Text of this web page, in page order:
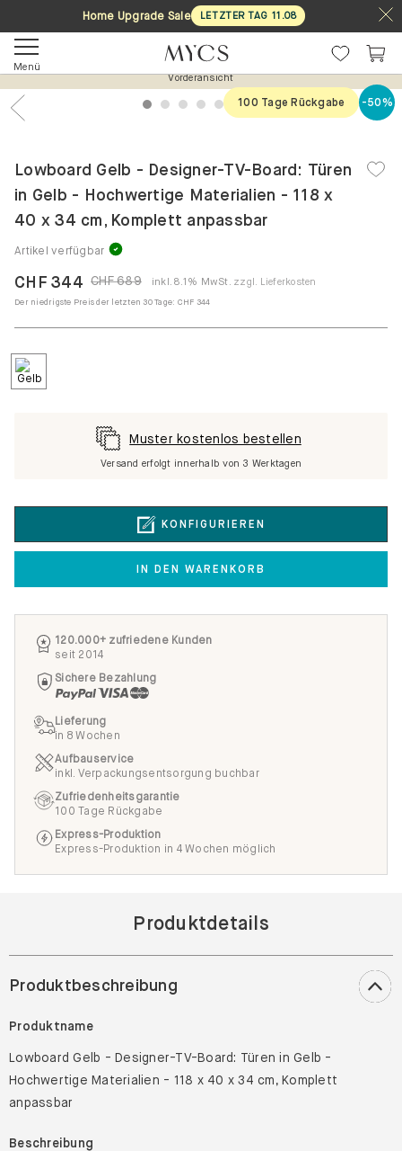
Home Upgrade Sale LETZTER TAG 11 .08
Menü
Vorderansicht
1 2 3 4 5 6 7
100 Tage Rückgabe -50%
Lowboard Gelb - Designer-TV-Board: Türen
in Gelb - Hochwertige Materialien - 118 x
40 x 34 cm, Komplett anpassbar
Artikel verfügbar
CHF 689
CHF 344 inkl. 8.1% MwSt. zzgl. Lieferkosten
Der niedrigste Preis der letzten 30 Tage: CHF 344
KONFIGURIEREN
IN DEN WARENKORB
Muster kostenlos bestellen
Versand erfolgt innerhalb von 3 Werktagen
120.000+ zufriedene Kunden
seit 2014
Sichere Bezahlung
Lieferung
in 8 Wochen
Aufbauservice
inkl. Verpackungsentsorgung buchbar
Zufriedenheitsgarantie
100 Tage Rückgabe
Express-Produktion
Express-Produktion in 4 Wochen möglich
Produktdetails
Produktbeschreibung
Produktname
Lowboard Gelb - Designer-TV-Board: Türen in Gelb -
Hochwertige Materialien - 118 x 40 x 34 cm, Komplett
anpassbar
Beschreibung